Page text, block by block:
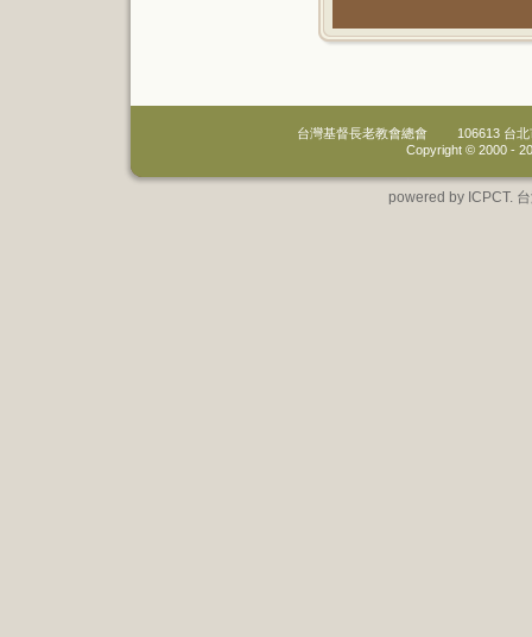
台灣基督長老教會總會
106613 台
Copyright © 2000 -
powered by ICPCT.